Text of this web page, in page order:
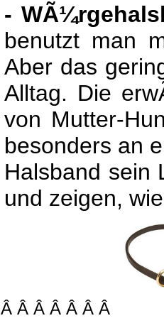
-
benutzt man
Aber das
Alltag. Die
von Mutter-
besonders an
Halsband sein
und zeigen,
Â Â Â Â Â Â Â